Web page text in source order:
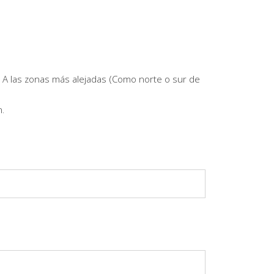
las zonas más alejadas (Como norte o sur de